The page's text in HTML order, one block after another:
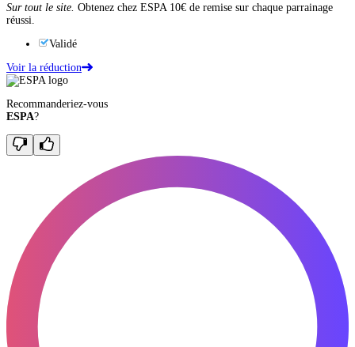
Sur tout le site. Obtenez chez ESPA 10€ de remise sur chaque parrainage
réussi.
Validé
Voir la réduction
Recommanderiez-vous
ESPA?